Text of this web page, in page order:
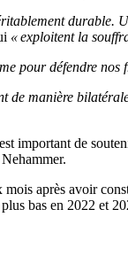
durable.
« exploitent la
pour défendre nos
de manière
important de
mois après avoir
bas en 2022 et